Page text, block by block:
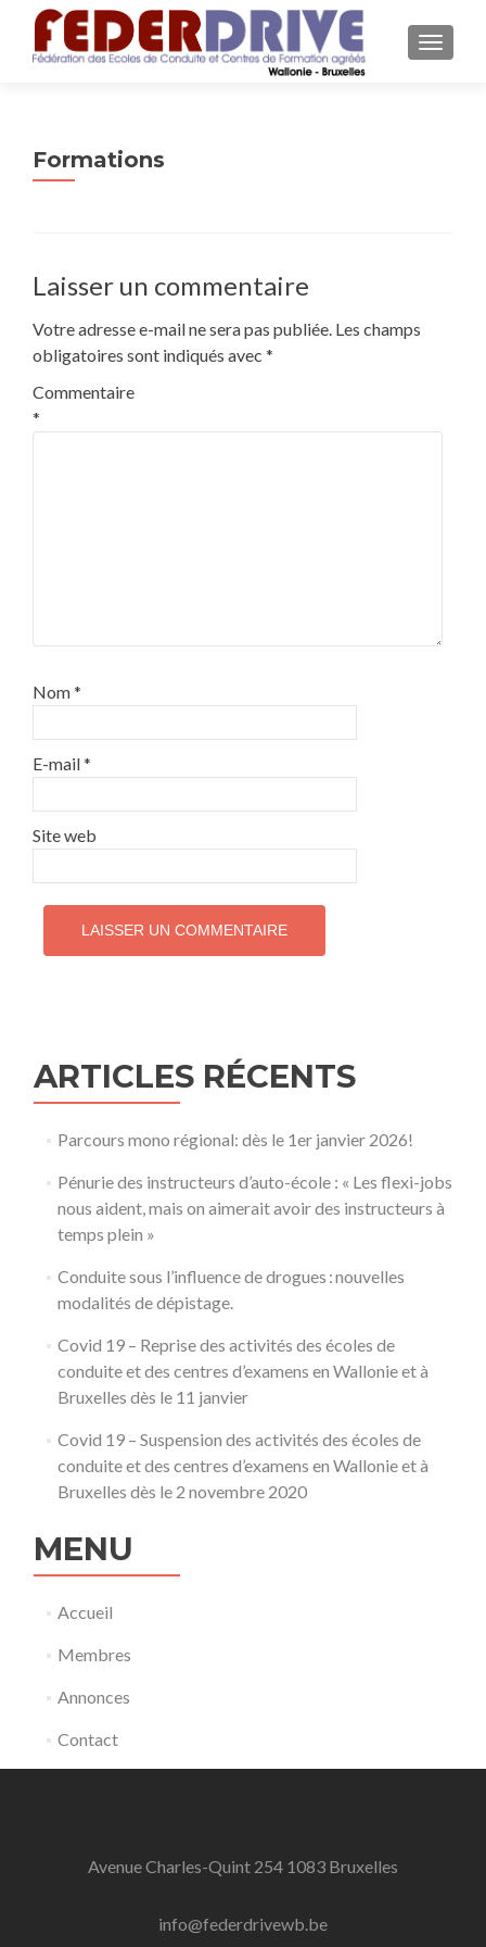
Formations
Laisser un commentaire
Votre adresse e-mail ne sera pas publiée. Les champs
obligatoires sont indiqués avec *
Commentaire
*
Nom*
E-mail*
Site web
ARTICLES RÉCENTS
Parcours mono régional: dès le 1er janvier 2026!
Pénurie des instructeurs d’auto-école : « Les flexi-jobs
nous aident, mais on aimerait avoir des instructeurs à
temps plein »
Conduite sous l’influence de drogues : nouvelles
modalités de dépistage.
Covid 19 – Reprise des activités des écoles de
conduite et des centres d’examens en Wallonie et à
Bruxelles dès le 11 janvier
Covid 19 – Suspension des activités des écoles de
conduite et des centres d’examens en Wallonie et à
Bruxelles dès le 2 novembre 2020
MENU
Accueil
Membres
Annonces
Contact
Avenue Charles-Quint 254 1083 Bruxelles
info@federdrivewb.be